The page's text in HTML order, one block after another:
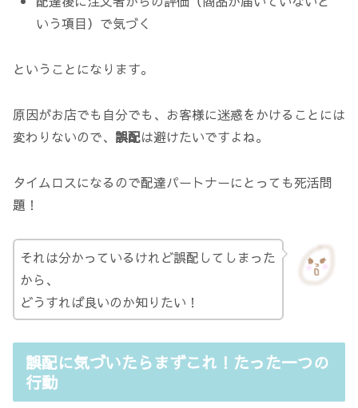
いう項目）で気づく
ということになります。
原因がお店でも自分でも、お客様に迷惑をかけることには
変わりないので、 誤配は避けたいですよね。
タイムロスになるので配達パートナーにとっても死活問
題！
それは分かっているけれど誤配してしまった
から、
どうすれば良いのか知りたい！
誤配に気づいたらまずこれ！たった一つの
行動